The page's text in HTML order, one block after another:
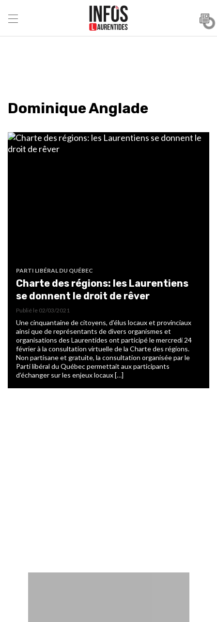
Dominique Anglade
PARTI LIBÉRAL DU QUÉBEC
Charte des régions: les Laurentiens
se donnent le droit de rêver
Publié le 02/03/2021
Une cinquantaine de citoyens, d’élus locaux et provinciaux
ainsi que de représentants de divers organismes et
organisations des Laurentides ont participé le mercredi 24
février à la consultation virtuelle de la Charte des régions.
Non partisane et gratuite, la consultation organisée par le
Parti libéral du Québec permettait aux participants
d’échanger sur les enjeux locaux […]